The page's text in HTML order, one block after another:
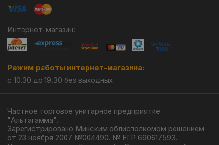
Интернет-магазин:
Режим работы интернет-магазина:
с 10.30 до 19.30 без выходных
Частное торговое унитарное предприятие
"Альтагамма".
Зарегистрировано Минским облисполкомом решением
от 23 ноября 2007 №004490. № ЕГР 690617593.